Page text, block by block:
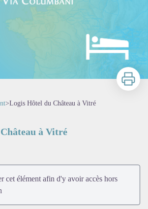
Imprimer
>Logis Hôtel du Château à Vitré
à Vitré
cet élément afin d'y avoir accès hors